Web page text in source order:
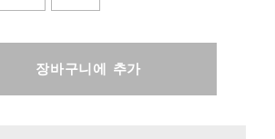
장바구니에 추가